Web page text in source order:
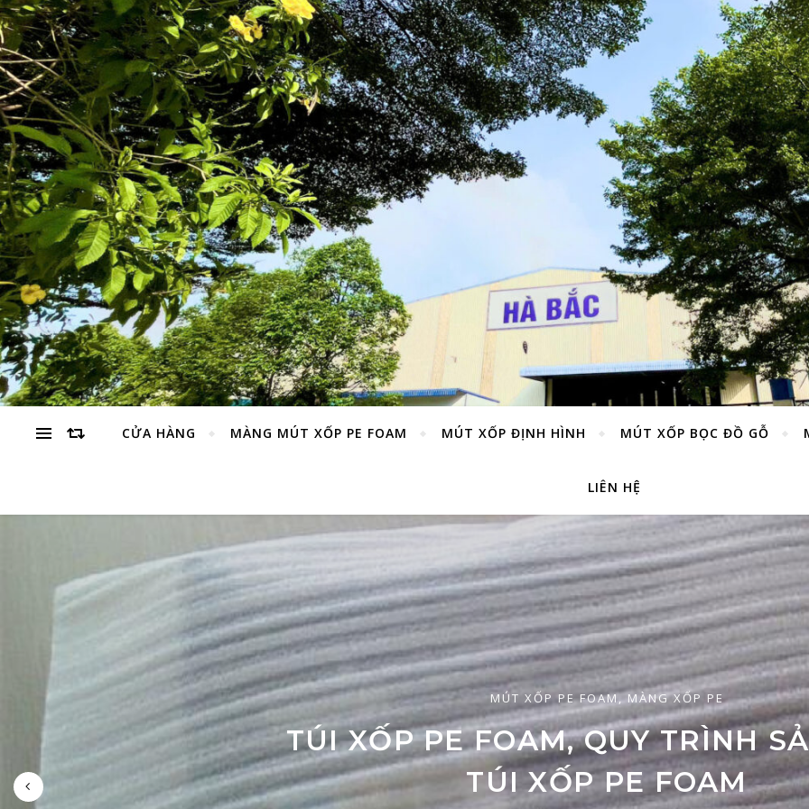
CỬA HÀNG MÀNG MÚT XỐP PE FOAM MÚT XỐP ĐỊNH HÌNH MÚT XỐP BỌC ĐỒ GỖ
LIÊN HỆ
MÚT XỐP PE FOAM,MÀNG XỐP PE
TÚI XỐP PE FOAM, QUY TRÌNH
TÚI XỐP PE FOAM
MÚT XỐP LÓT DƯA HẤU
XỐP LÓT DƯA HẤU XUẤT
KHAY XỐP ĐỊNH HÌNH,GIA CÔNG XỐP ĐỊNH HÌNH ,GIÁ XỐP ĐỊNH HÌNH
ĐỊNH HÌNH
XỐP ĐỊNH HÌNH HCM, CÔNG
XUẤT XỐP ĐỊNH HÌNH HCM